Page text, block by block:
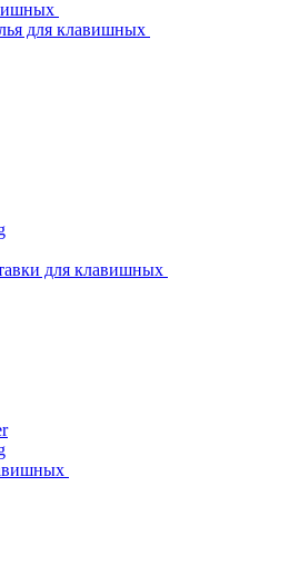
для клавишных
для клавишных